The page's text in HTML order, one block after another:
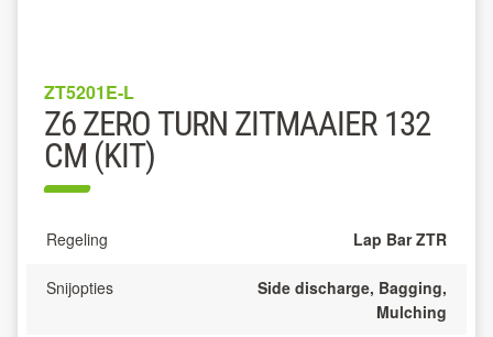
ZT5201E-L
Z6 ZERO TURN ZITMAAIER 132
CM (KIT)
Regeling Lap Bar ZTR
Snijopties
Side discharge, Bagging,
Mulching